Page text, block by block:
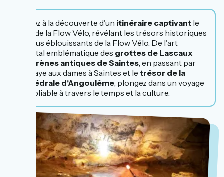
Partez à la découverte d'un itinéraire captivant le
long de la Flow Vélo, révélant les trésors historiques
les plus éblouissants de la Flow Vélo. De l'art
pariétal emblématique des grottes de Lascaux
arènes antiques de Saintes, en passant par
l'abbaye aux dames à Saintes et le trésor de la
cathédrale d'Angoulême, plongez dans un voyage
inoubliable à travers le temps et la culture.